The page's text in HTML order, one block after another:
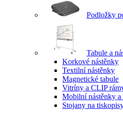
Podložky
Tabule a
Korkové nástěnky
Textilní nástěnky
Magnetické tabule
Vitríny a CLIP
Mobilní nástěnky
Stojany na